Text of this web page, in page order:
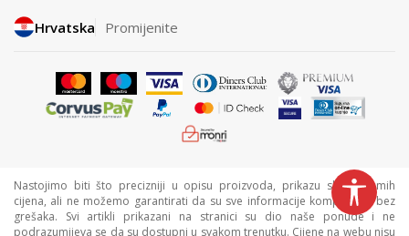
Hrvatska Promijenite
Nastojimo biti što precizniji u opisu proizvoda, prikazu slika i samih
cijena, ali ne možemo garantirati da su sve informacije kompletne i bez
grešaka. Svi artikli prikazani na stranici su dio naše ponude i ne
podrazumijeva se da su dostupni u svakom trenutku. Cijene na webu nisu